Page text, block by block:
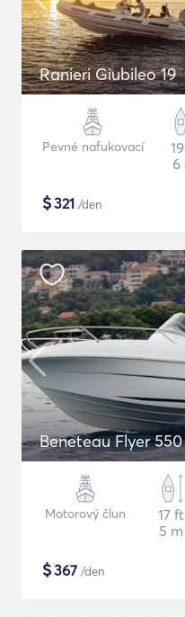
Ranieri Giubileo 19
Pevné nafukovací
6
$321 /den
Beneteau Flyer
Motorový člun
17 ft
5 m
$367 /den